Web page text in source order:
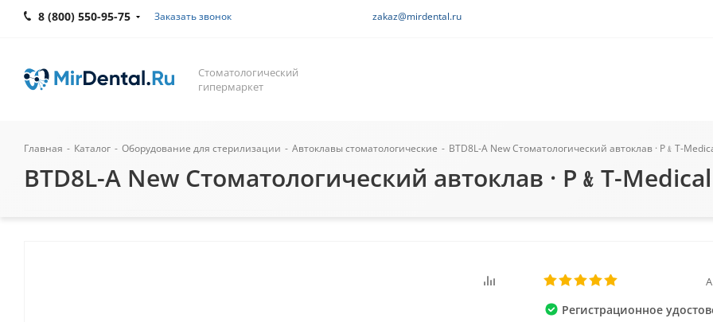
8 (800) 550-95-75 Заказать звонок zakaz@mirdental.ru
Стоматологический
гипермаркет
Главная - Каталог - Оборудование для стерилизации - Автоклавы стоматологические - BTD8L-A New Стоматологический автоклав · P﹠T-
BTD8L-A New Стоматологический автоклав · P﹠T-
Регистрационное